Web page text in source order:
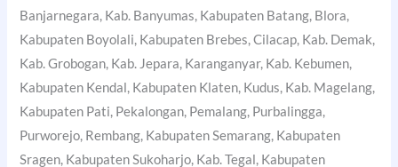
Banjarnegara, Kab. Banyumas, Kabupaten Batang, Blora,
Kabupaten Boyolali, Kabupaten Brebes, Cilacap, Kab. Demak,
Kab. Grobogan, Kab. Jepara, Karanganyar, Kab. Kebumen,
Kabupaten Kendal, Kabupaten Klaten, Kudus, Kab. Magelang,
Kabupaten Pati, Pekalongan, Pemalang, Purbalingga,
Purworejo, Rembang, Kabupaten Semarang, Kabupaten
Sragen, Kabupaten Sukoharjo, Kab. Tegal, Kabupaten